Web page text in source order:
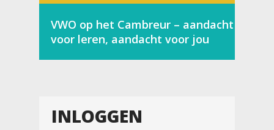
VWO op het Cambreur – aandacht
voor leren, aandacht voor jou
INLOGGEN